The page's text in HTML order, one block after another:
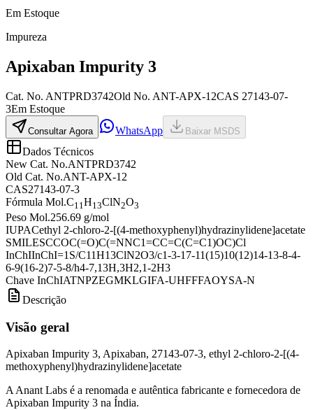
Em Estoque
Impureza
Apixaban Impurity 3
Cat. No. ANTPRD3742Old No. ANT-APX-12CAS 27143-07-
3Em Estoque
Consultar Agora WhatsApp Baixar MSDS
Dados Técnicos
New Cat. No.ANTPRD3742
Old Cat. No.ANT-APX-12
CAS27143-07-3
Fórmula Mol.C11 H13ClN2O3
Peso Mol.256.69 g/mol
IUPACethyl 2-chloro-2-[(4-methoxyphenyl)hydrazinylidene]acetate
SMILESCCOC(=O)C(=NNC1=CC=C(C=C1)OC)Cl
InChIInChI=1S/C11H13ClN2O3/c1-3-17-11(15)10(12)14-13-8-4-
6-9(16-2)7-5-8/h4-7,13H,3H2,1-2H3
Chave InChIATNPZEGMKLGIFA-UHFFFAOYSA-N
Descrição
Visão geral
Apixaban Impurity 3, Apixaban, 27143-07-3, ethyl 2-chloro-2-[(4-
methoxyphenyl)hydrazinylidene]acetate
A Anant Labs é a renomada e autêntica fabricante e fornecedora de
Apixaban Impurity 3 na Índia.